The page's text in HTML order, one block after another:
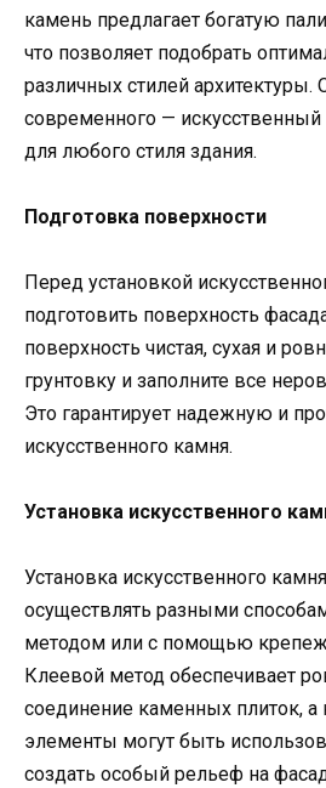
камень предлагает богатую
что позволяет подобрать
различных стилей архитектуры.
современного —
для любого стиля здания.
Подготовка поверхности
Перед установкой
подготовить поверхность
поверхность чистая, сухая и
грунтовку и заполните все
Это гарантирует надежную и
искусственного камня.
Установка искусственного
Установка искусственного
осуществлять разными
методом или с помощью
Клеевой метод обеспечивает
соединение каменных плиток,
элементы могут быть
создать особый рельеф на